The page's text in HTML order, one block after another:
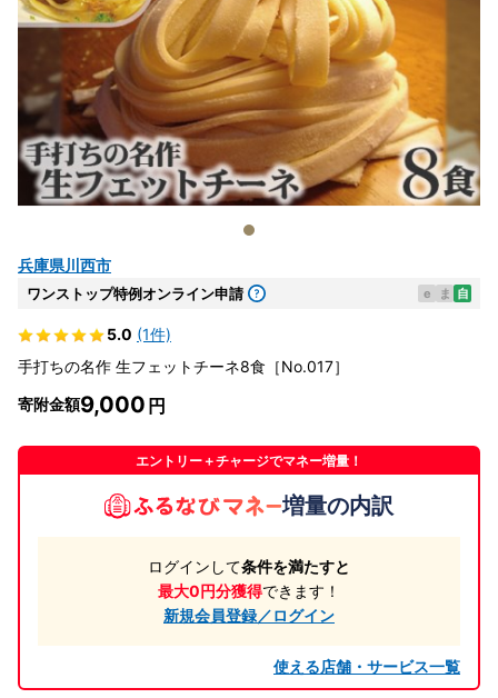
兵庫県川西市
ワンストップ特例オンライン申請 e ま 自
5.0 (1件)
手打ちの名作 生フェットチーネ8食［No.017］
寄附金額9,000
エントリー＋チャージでマネー増量！
増量の内訳
ログインして条件を満たすと
最大0円分獲得できます！
新規会員登録／ログイン
使える店舗・サービス一覧